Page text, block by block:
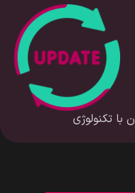
تکنولوژی